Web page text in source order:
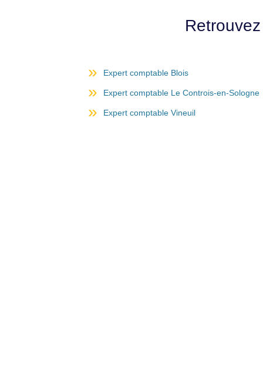
Expert comptable Blois
Expert comptable Le Controis-en-Sologne
Expert comptable Vineuil